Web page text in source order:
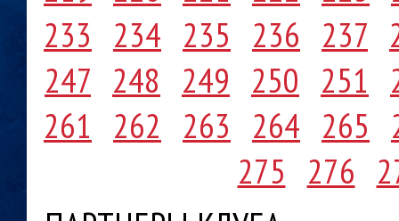
233 234 235 236 237
247 248 249 250 251
261 262 263 264 265
275 276